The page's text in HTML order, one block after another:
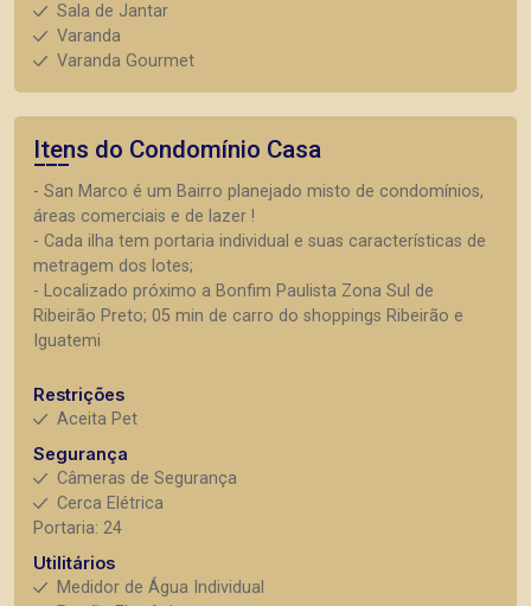
Sala de Jantar
Varanda
Varanda Gourmet
Itens do Condomínio Casa
- San Marco é um Bairro planejado misto de condomínios,
áreas comerciais e de lazer !
- Cada ilha tem portaria individual e suas características de
metragem dos lotes;
- Localizado próximo a Bonfim Paulista Zona Sul de
Ribeirão Preto; 05 min de carro do shoppings Ribeirão e
Iguatemi
Restrições
Aceita Pet
Segurança
Câmeras de Segurança
Cerca Elétrica
Portaria: 24
Utilitários
Medidor de Água Individual